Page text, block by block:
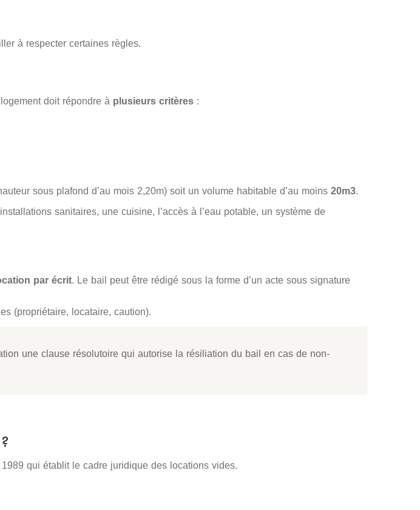
à respecter certaines règles.
doit répondre à plusieurs critères :
sous plafond d’au mois 2,20m) soit un volume habitable d’au moins 20m3.
sanitaires, une cuisine, l’accès à l’eau potable, un système de
par écrit. Le bail peut être rédigé sous la forme d’un acte sous signature
(propriétaire, locataire, caution).
une clause résolutoire qui autorise la résiliation du bail en cas de non-
qui établit le cadre juridique des locations vides.